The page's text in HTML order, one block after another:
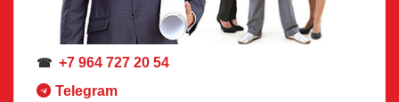
☎ +7 964 727 20 54
Telegram